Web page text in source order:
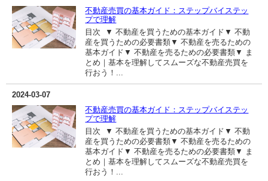
不動産売買の基本ガイド：ステップバイステッ
プで理解
目次 ▼ 不動産を買うための基本ガイド▼ 不動
産を買うための必要書類▼ 不動産を売るための
基本ガイド▼ 不動産を売るための必要書類▼ ま
とめ｜基本を理解してスムーズな不動産売買を
行おう！...
2024-03-07
不動産売買の基本ガイド：ステップバイステッ
プで理解
目次 ▼ 不動産を買うための基本ガイド▼ 不動
産を買うための必要書類▼ 不動産を売るための
基本ガイド▼ 不動産を売るための必要書類▼ ま
とめ｜基本を理解してスムーズな不動産売買を
行おう！...